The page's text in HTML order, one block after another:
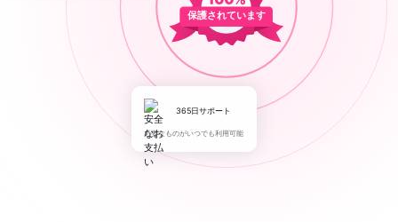
保護されています
365日サポート
必要なものがいつでも利用可能